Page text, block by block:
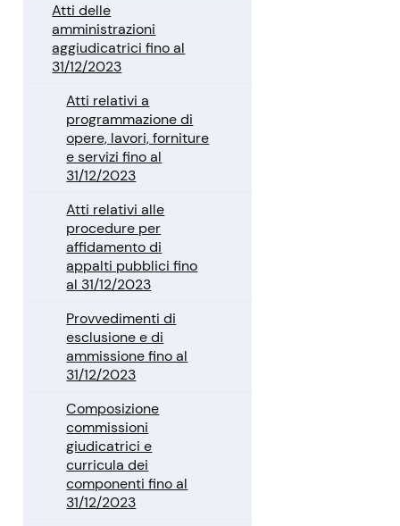
Atti delle
amministrazioni
aggiudicatrici fino al
31/12/2023
Atti relativi a
programmazione di
opere, lavori, forniture
e servizi fino al
31/12/2023
Atti relativi alle
procedure per
affidamento di
appalti pubblici fino
al 31/12/2023
Provvedimenti di
esclusione e di
ammissione fino al
31/12/2023
Composizione
commissioni
giudicatrici e
curricula dei
componenti fino al
31/12/2023